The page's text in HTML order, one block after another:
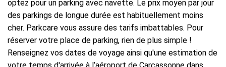
optez pour un parking avec navette. Le prix moyen par jour
des parkings de longue durée est habituellement moins
cher. Parkcare vous assure des tarifs imbattables. Pour
réserver votre place de parking, rien de plus simple !
Renseignez vos dates de voyage ainsi qu'une estimation de